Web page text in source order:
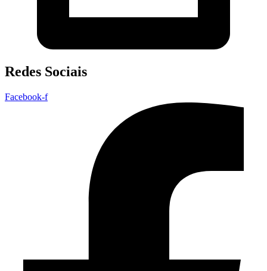
Redes Sociais
Facebook-f